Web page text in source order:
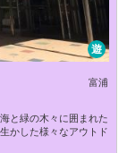
遊
富浦
と緑の木々に囲まれた
かした様々なアウトド